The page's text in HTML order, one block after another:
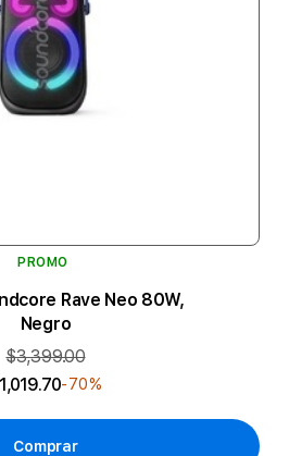
PROMO
Rave Neo 80W,
Negro
$3,399.00
-70%
Comprar